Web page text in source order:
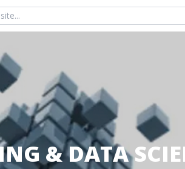
& DATA